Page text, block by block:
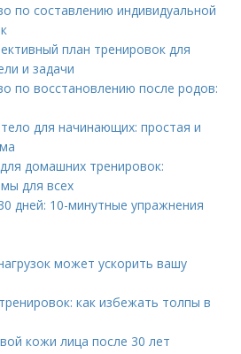
по составлению индивидуальной
план тренировок для
и задачи
по восстановлению после родов:
для начинающих: простая и
домашних тренировок:
для всех
дней: 10-минутные упражнения
может ускорить вашу
как избежать толпы в
кожи лица после 30 лет